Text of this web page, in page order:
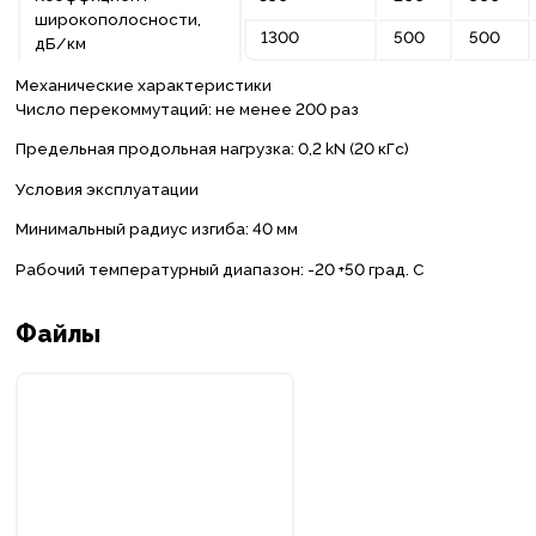
широкополосности,
дБ/км
1300 500 500
Механические характеристики
Число перекоммутаций: не менее 200 раз
Предельная продольная нагрузка: 0,2 kN (20 кГс)
Условия эксплуатации
Минимальный радиус изгиба: 40 мм
Рабочий температурный диапазон: -20 +50 град. С
Файлы